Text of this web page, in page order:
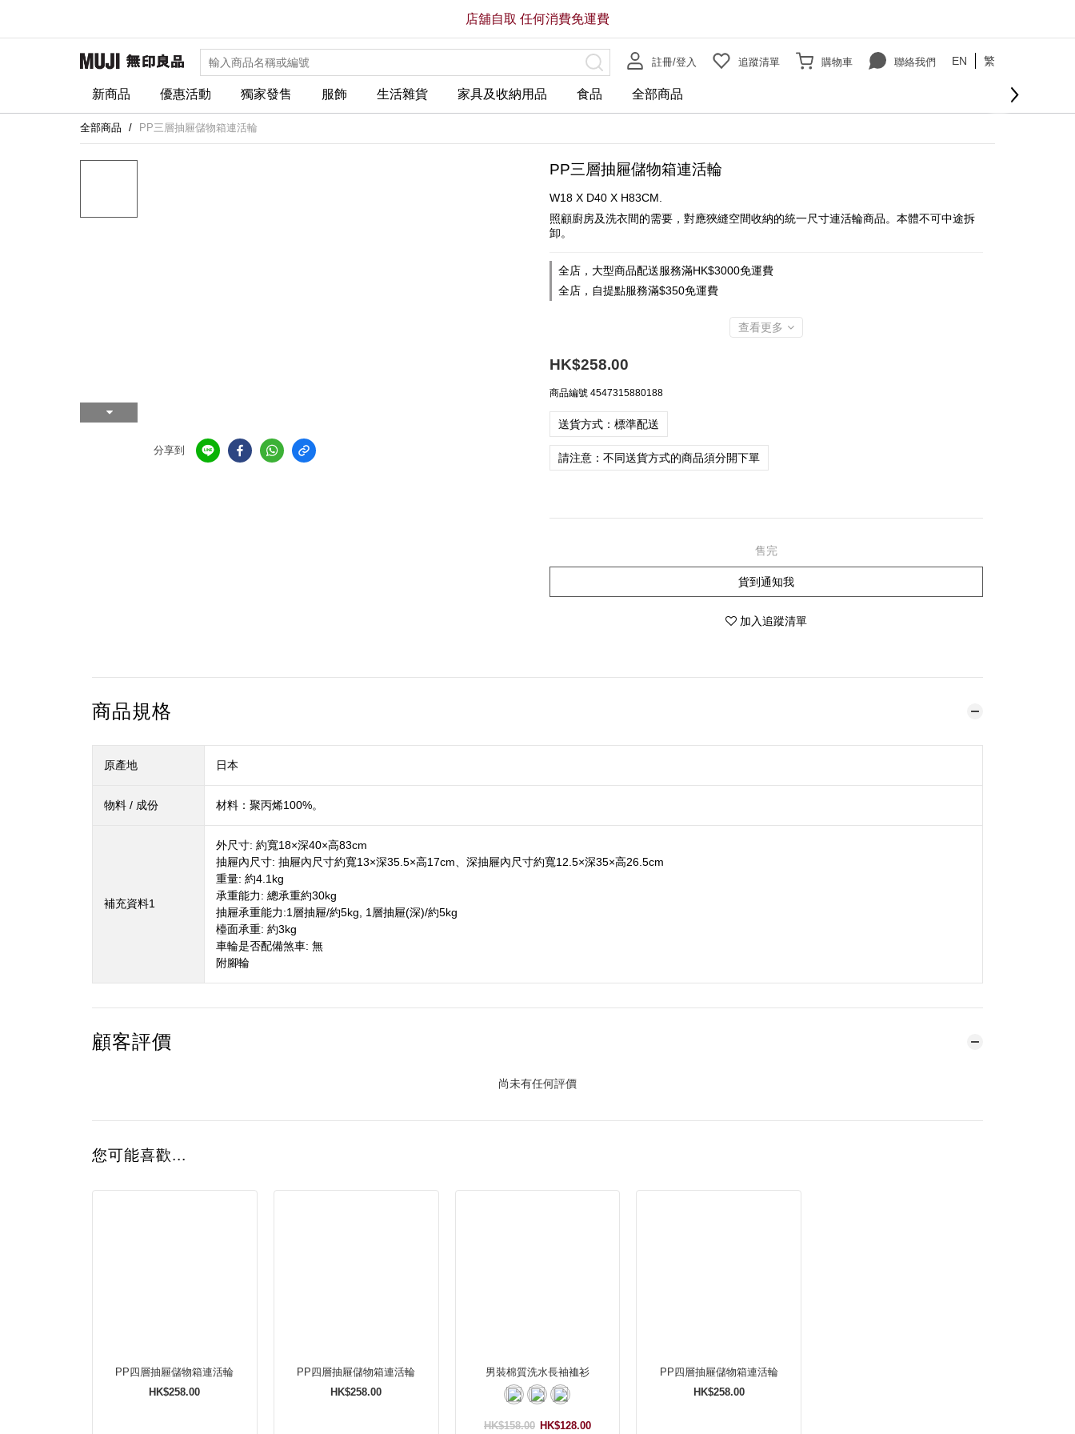
註冊/登入 追蹤清單 購物車 聯絡我們 EN 繁
新商品 優惠活動 獨家發售 服飾 生活雜貨 家具及收納用品 食品 全部商品
店舖自取 任何消費免運費
全部商品 PP三層抽屜儲物箱連活輪
分享到
PP三層抽屜儲物箱連活輪
W18 X D40 X H83CM.
照顧廚房及洗衣間的需要，對應狹縫空間收納的統一尺寸連活輪商品。本體不可中途拆
卸。
全店，大型商品配送服務滿HK$3000免運費
全店，自提點服務滿$350免運費
查看更多
HK$258.00
商品編號 4547315880188
送貨方式：標準配送
請注意：不同送貨方式的商品須分開下單
售完
貨到通知我
加入追蹤清單
商品規格
原產地 日本
物料 / 成份 材料：聚丙烯100%。
補充資料1
外尺寸: 約寬18×深40×高83cm
抽屜內尺寸: 抽屜內尺寸約寬13×深35.5×高17cm、深抽屜內尺寸約寬12.5×深35×高26.5cm
重量: 約4.1kg
承重能力: 總承重約30kg
抽屜承重能力:1層抽屜/約5kg, 1層抽屜(深)/約5kg
檯面承重: 約3kg
車輪是否配備煞車: 無
附腳輪
顧客評價
尚未有任何評價
您可能喜歡...
PP四層抽屜儲物箱連活輪
HK$258.00
PP四層抽屜儲物箱連活輪
HK$258.00
男裝棉質洗水長袖裇衫
HK$128.00
HK$158.00
PP四層抽屜儲物箱連活輪
HK$258.00